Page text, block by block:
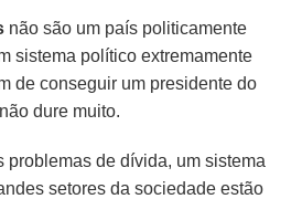
não são um país politicamente
sistema político extremamente
de conseguir um presidente do
dure muito.
problemas de dívida, um sistema
setores da sociedade estão